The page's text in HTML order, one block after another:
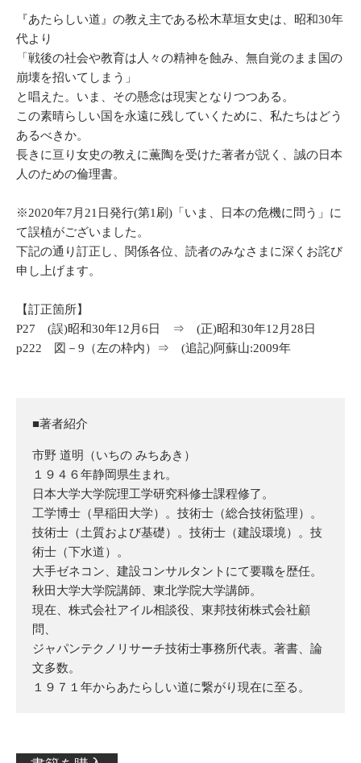
『あたらしい道』の教え主である松木草垣女史は、昭和30年
代より
「戦後の社会や教育は人々の精神を蝕み、無自覚のまま国の
崩壊を招いてしまう」
と唱えた。いま、その懸念は現実となりつつある。
この素晴らしい国を永遠に残していくために、私たちはどう
あるべきか。
長きに亘り女史の教えに薫陶を受けた著者が説く、誠の日本
人のための倫理書。
※2020年7月21日発行(第1刷) 「いま、日本の危機に問う」に
て誤植がございました。
下記の通り訂正し、関係各位、読者のみなさまに深くお詫び
申し上げます。
【訂正箇所】
P27 (誤)昭和30年12月6日 ⇒ (正)昭和30年12月28日
p222 図－9（左の枠内）⇒ (追記)阿蘇山:2009年
■著者紹介
市野 道明（いちの みちあき）
１９４６年静岡県生まれ。
日本大学大学院理工学研究科修士課程修了。
工学博士（早稲田大学）。技術士（総合技術監理）。
技術士（土質および基礎）。技術士（建設環境）。技
術士（下水道）。
大手ゼネコン、建設コンサルタントにて要職を歴任。
秋田大学大学院講師、東北学院大学講師。
現在、株式会社アイル相談役、東邦技術株式会社顧
問、
ジャパンテクノリサーチ技術士事務所代表。著書、論
文多数。
１９７１年からあたらしい道に繋がり現在に至る。